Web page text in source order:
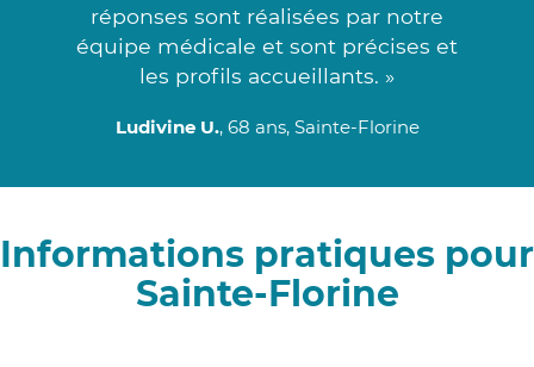
réponses sont réalisées par notre
équipe médicale et sont précises et
les profils accueillants. »
Ludivine U., 68 ans, Sainte-Florine
Informations pratiques pour
Sainte-Florine